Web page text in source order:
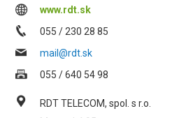
www.rdt.sk
055 / 230 28 85
mail@rdt.sk
055 / 640 54 98
RDT TELECOM, spol. s r.o.